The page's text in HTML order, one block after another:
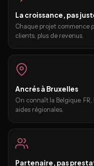
La croissance, pas
Chaque projet commence
clients, plus de revenus.
Ancrés à Bruxelles
On connaît la Belgique.
aides régionales.
Partenaire, pas